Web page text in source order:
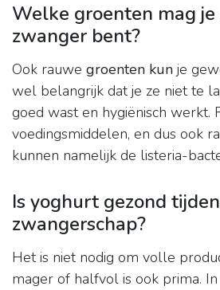
Welke groenten mag
zwanger bent?
Ook rauwe groenten kun je
wel belangrijk dat je ze niet te
goed wast en hygiënisch werkt.
voedingsmiddelen, en dus ook
kunnen namelijk de listeria-
Is yoghurt gezond
zwangerschap?
Het is niet nodig om volle
mager of halfvol is ook prima.